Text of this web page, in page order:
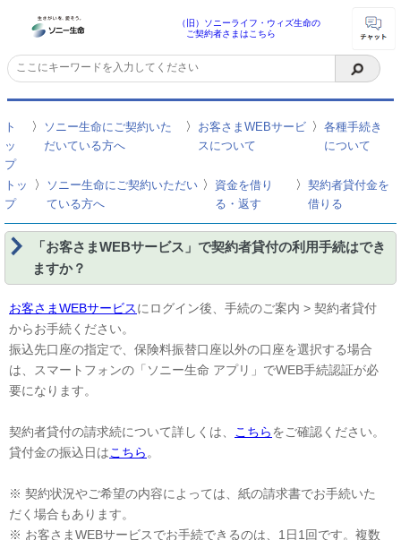
（旧）ソニーライフ・ウィズ生命の
ご契約者さまはこちら
ト
ッ
プ
〉
ソニー生命にご契約いた
だいている方へ
〉
お客さまWEBサービ
スについて
〉 各種手続き
について
トッ
プ
〉
ソニー生命にご契約いただい
ている方へ
〉
資金を借り
る・返す
〉 契約者貸付金を
借りる
「お客さまWEBサービス」で契約者貸付の利用手続はでき
ますか？
お客さまWEBサービスにログイン後、手続のご案内 > 契約者貸付
からお手続ください。
振込先口座の指定で、保険料振替口座以外の口座を選択する場合
は、スマートフォンの「ソニー生命 アプリ」でWEB手続認証が必
要になります。
契約者貸付の請求続について詳しくは、 こちらをご確認ください。
貸付金の振込日はこちら 。
※ 契約状況やご希望の内容によっては、紙の請求書でお手続いた
だく場合もあります。
※ お客さまWEBサービスでお手続できるのは、1日1回です。複数